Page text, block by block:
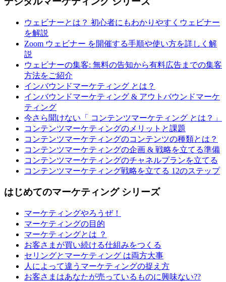
ウェビナーとは？ 初心者にもわかりやすくウェビナー
を解説
Zoom ウェビナー を開催する手順や使い方を詳しく解
説
ウェビナーの集客: 無料の告知から有料広告までの集客
方法をご紹介
インバウンドマーケティング とは？
インバウンドマーケティング & アウトバウンドマーケ
ティング
今さら聞けない「 コンテンツマーケティング とは？」
コンテンツマーケティングのメリットと課題
コンテンツマーケティングのコンテンツの種類とは？
コンテンツマーケティングの企画 & 戦略を立てる準備
コンテンツマーケティングのチャネルプランを立てる
コンテンツマーケティング戦略を立てる 12のステップ
はじめてのマーケティング シリーズ
マーケティングやろうぜ！
マーケティングの目的
マーケティングとは ？
お客さまが買い続ける仕組みをつくる
セリングとマーケティング は両方大事
人によって違うマーケティングの捉え方
お客さまはあなたが売っているものに興味ない??